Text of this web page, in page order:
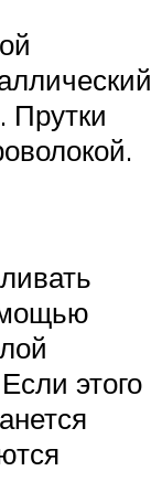
Прутки
этого